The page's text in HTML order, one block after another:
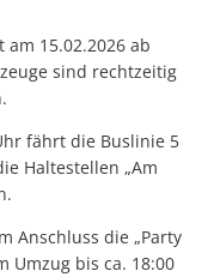
am 15.02.2026 ab
sind rechtzeitig
fährt die Buslinie 5
Haltestellen „Am
Anschluss die „Party
Umzug bis ca. 18:00